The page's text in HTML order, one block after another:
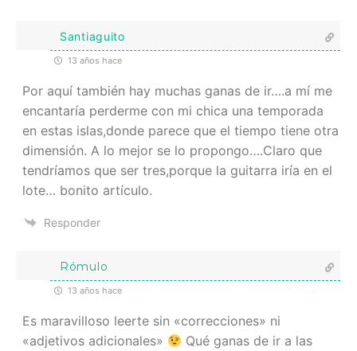
Santiaguito
13 años hace
Por aquí también hay muchas ganas de ir….a mí me
encantaría perderme con mi chica una temporada
en estas islas,donde parece que el tiempo tiene otra
dimensión. A lo mejor se lo propongo….Claro que
tendríamos que ser tres,porque la guitarra iría en el
lote… bonito artículo.
Responder
Rómulo
13 años hace
Es maravilloso leerte sin «correcciones» ni
«adjetivos adicionales»
Qué ganas de ir a las